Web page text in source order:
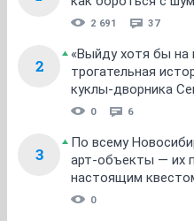
2 691 37
2
«Выйду хотя бы на
трогательная
куклы-дворника
0 6
3
По всему
арт-объекты — их
настоящим
0